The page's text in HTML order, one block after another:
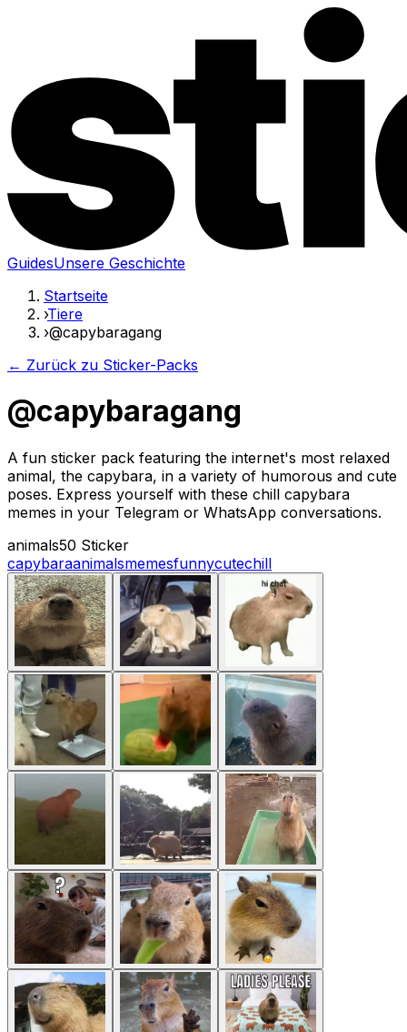
GuidesUnsere Geschichte
Startseite
›Tiere
›@capybaragang
← Zurück zu Sticker-Packs
@capybaragang
A fun sticker pack featuring the internet's most relaxed
animal, the capybara, in a variety of humorous and cute
poses. Express yourself with these chill capybara
memes in your Telegram or WhatsApp conversations.
animals50 Sticker
capybaraanimalsmemesfunnycutechill